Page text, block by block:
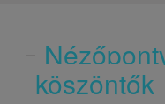
köszöntők